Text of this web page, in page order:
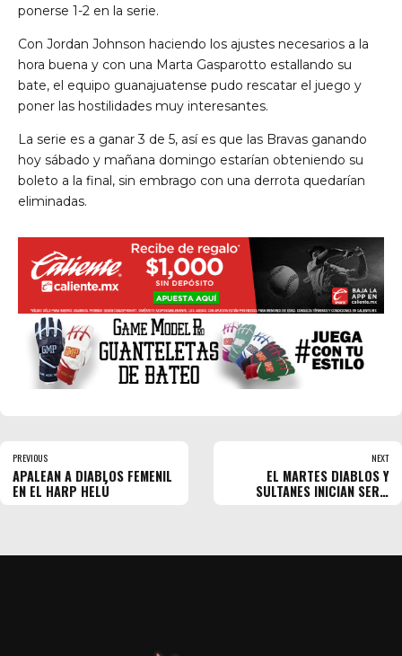
ponerse 1-2 en la serie.
Con Jordan Johnson haciendo los ajustes necesarios a la
hora buena y con una Marta Gasparotto estallando su
bate, el equipo guanajuatense pudo rescatar el juego y
poner las hostilidades muy interesantes.
La serie es a ganar 3 de 5, así es que las Bravas ganando
hoy sábado y mañana domingo estarían obteniendo su
boleto a la final, sin embrago con una derrota quedarían
eliminadas.
PREVIOUS
APALEAN A DIABLOS FEMENIL
EN EL HARP HELÚ
NEXT
EL MARTES DIABLOS Y
SULTANES INICIAN SERIE